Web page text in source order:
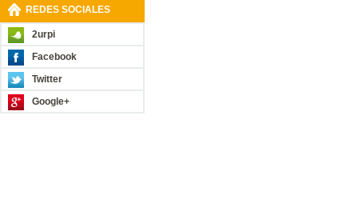
REDES SOCIALES
2urpi
Facebook
Twitter
Google+